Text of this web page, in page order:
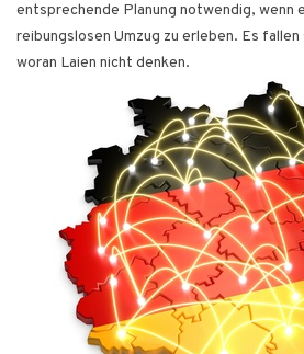
entsprechende Planung notwendig, wenn
reibungslosen Umzug zu erleben. Es
woran Laien nicht denken.